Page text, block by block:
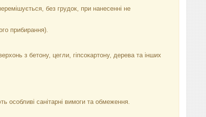
без грудок, при нанесенні не
прибирання).
з бетону, цегли, гіпсокартону, дерева та інших
особливі санітарні вимоги та обмеження.